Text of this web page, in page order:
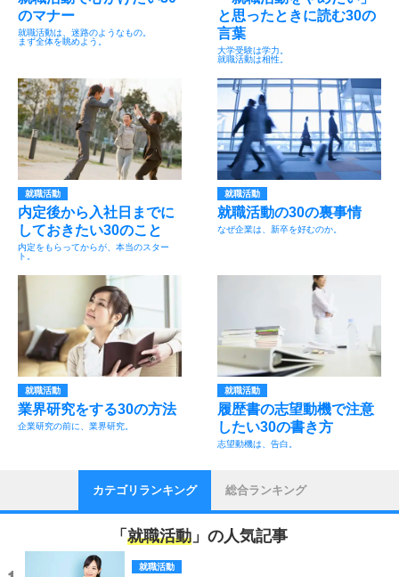
のマナー
就職活動は、迷路のようなもの。
まず全体を眺めよう。
と思ったときに読む30の
言葉
大学受験は学力。
就職活動は相性。
就職活動
内定後から入社日までに
しておきたい30のこと
内定をもらってからが、本当のスター
ト。
就職活動
就職活動の30の裏事情
なぜ企業は、新卒を好むのか。
就職活動
業界研究をする30の方法
企業研究の前に、業界研究。
就職活動
履歴書の志望動機で注意
したい30の書き方
志望動機は、告白。
カテゴリランキング 総合ランキング
「 就職活動 」の人気記事
就職活動